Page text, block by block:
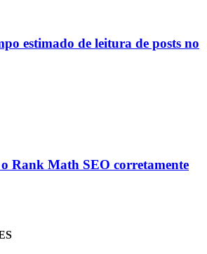
estimado de leitura de posts no
Rank Math SEO corretamente